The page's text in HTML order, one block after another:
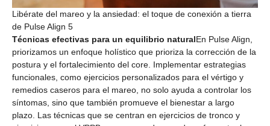
Libérate del mareo y la ansiedad: el toque de conexión a tierra
de Pulse Align 5
Técnicas efectivas para un equilibrio naturalEn Pulse Align,
priorizamos un enfoque holístico que prioriza la corrección de la
postura y el fortalecimiento del core. Implementar estrategias
funcionales, como ejercicios personalizados para el vértigo y
remedios caseros para el mareo, no solo ayuda a controlar los
síntomas, sino que también promueve el bienestar a largo
plazo. Las técnicas que se centran en ejercicios de tronco y